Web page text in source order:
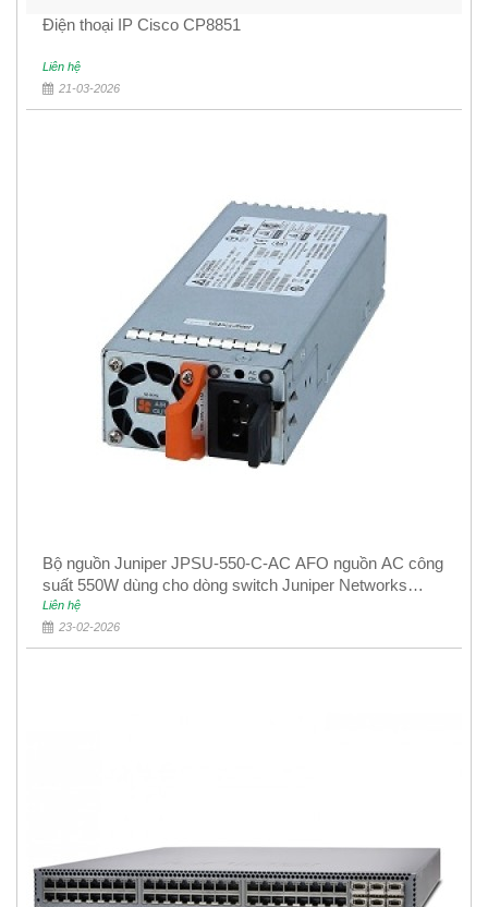
Điện thoại IP Cisco CP8851
Liên hệ
21-03-2026
Bộ nguồn Juniper JPSU-550-C-AC AFO nguồn AC công
suất 550W dùng cho dòng switch Juniper Networks
EX4400
Liên hệ
23-02-2026